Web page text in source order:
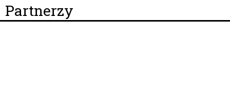
Partnerzy